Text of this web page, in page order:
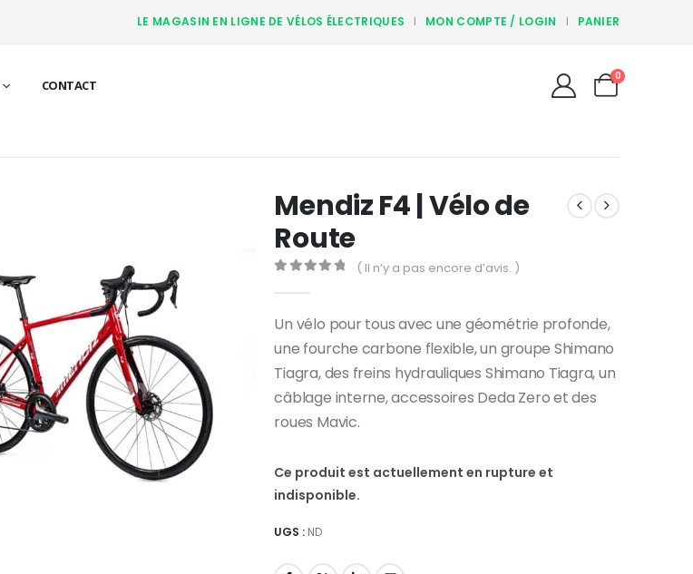
LE MAGASIN EN LIGNE DE VÉLOS ÉLECTRIQUES MON COMPTE / LOGIN PANIER
CONTACT
0
Mendiz F4 | Vélo de
Route
( Il n’y a pas encore d’avis. )
Un vélo pour tous avec une géométrie profonde,
une fourche carbone flexible, un groupe Shimano
Tiagra, des freins hydrauliques Shimano Tiagra, un
câblage interne, accessoires Deda Zero et des
roues Mavic.
Ce produit est actuellement en rupture et
indisponible.
UGS : ND